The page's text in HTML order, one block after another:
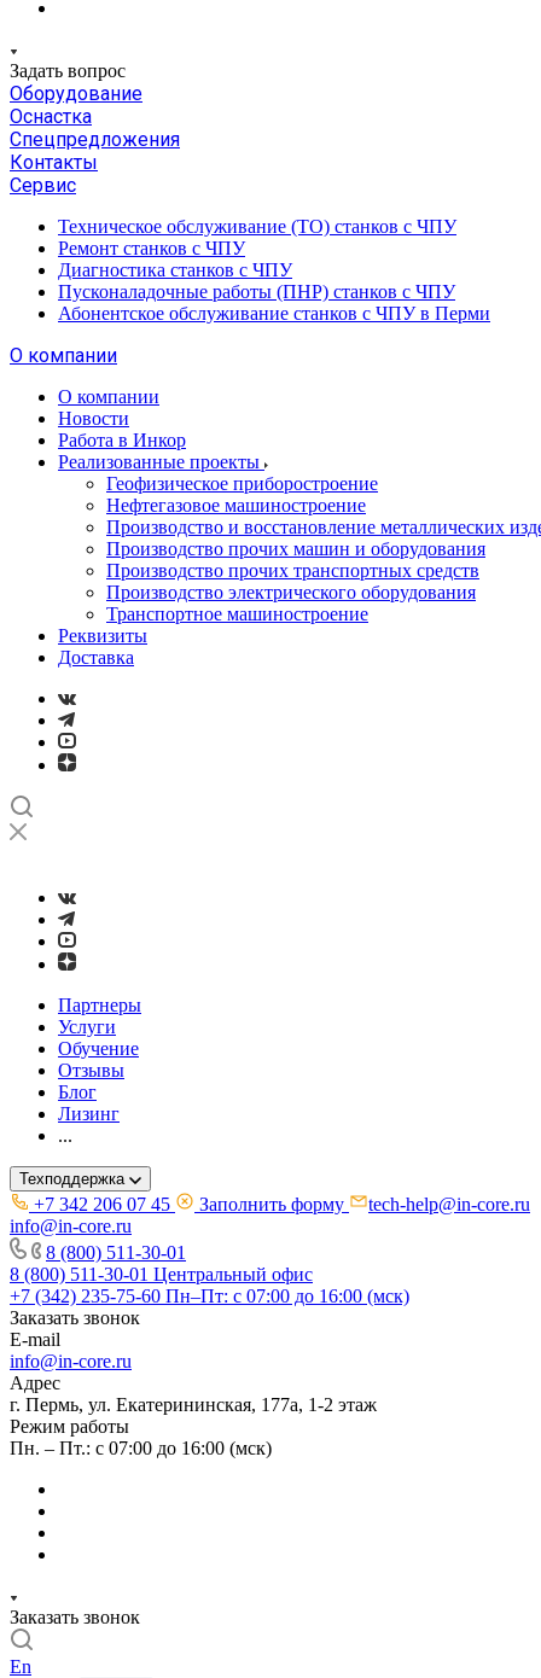
Задать вопрос
Оборудование
Оснастка
Спецпредложения
Контакты
Сервис
Техническое обслуживание (ТО) станков с ЧПУ
Ремонт станков с ЧПУ
Диагностика станков с ЧПУ
Пусконаладочные работы (ПНР) станков с ЧПУ
Абонентское обслуживание станков с ЧПУ в Перми
О компании
О компании
Новости
Работа в Инкор
Реализованные проекты
Геофизическое приборостроение
Нефтегазовое машиностроение
Производство и восстановление металлических
Производство прочих машин и оборудования
Производство прочих транспортных средств
Производство электрического оборудования
Транспортное машиностроение
Реквизиты
Доставка
Партнеры
Услуги
Обучение
Отзывы
Блог
Лизинг
...
Техподдержка
+7 342 206 07 45 Заполнить форму
tech-help@in-core.ru
info@in-core.ru
8 (800) 511-30-01
8 (800) 511-30-01 Центральный офис
+7 (342) 235-75-60 Пн–Пт: с 07:00 до 16:00 (мск)
Заказать звонок
E-mail
info@in-core.ru
Адрес
г. Пермь, ул. ​Екатерининская, 177а, ​1-2 этаж
Режим работы
Пн. – Пт.: с 07:00 до 16:00 (мск)
Заказать звонок
En